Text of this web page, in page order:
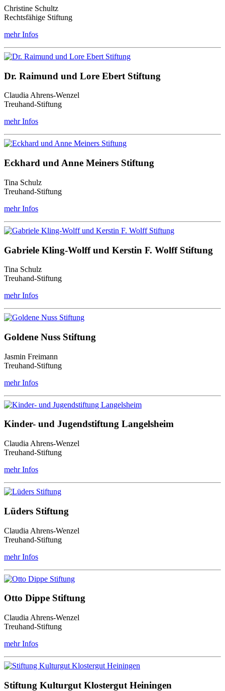
Christine Schultz
Rechtsfähige Stiftung
mehr Infos
Dr. Raimund und Lore Ebert Stiftung
Claudia Ahrens-Wenzel
Treuhand-Stiftung
mehr Infos
Eckhard und Anne Meiners Stiftung
Tina Schulz
Treuhand-Stiftung
mehr Infos
Gabriele Kling-Wolff und Kerstin F. Wolff Stiftung
Tina Schulz
Treuhand-Stiftung
mehr Infos
Goldene Nuss Stiftung
Jasmin Freimann
Treuhand-Stiftung
mehr Infos
Kinder- und Jugendstiftung Langelsheim
Claudia Ahrens-Wenzel
Treuhand-Stiftung
mehr Infos
Lüders Stiftung
Claudia Ahrens-Wenzel
Treuhand-Stiftung
mehr Infos
Otto Dippe Stiftung
Claudia Ahrens-Wenzel
Treuhand-Stiftung
mehr Infos
Stiftung Kulturgut Klostergut Heiningen